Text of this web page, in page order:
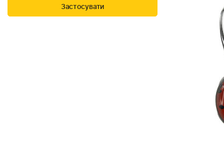
Застосувати